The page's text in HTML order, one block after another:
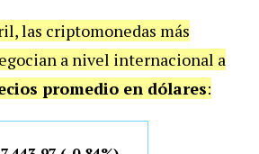
las criptomonedas más
a nivel internacional a
promedio en dólares: